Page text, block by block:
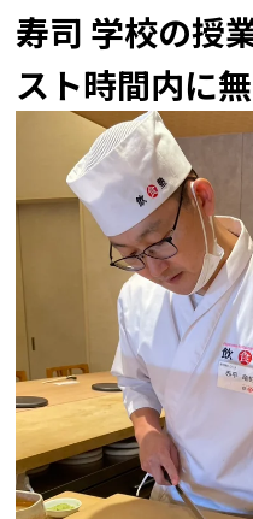
寿司 学校の授
スト時間内に